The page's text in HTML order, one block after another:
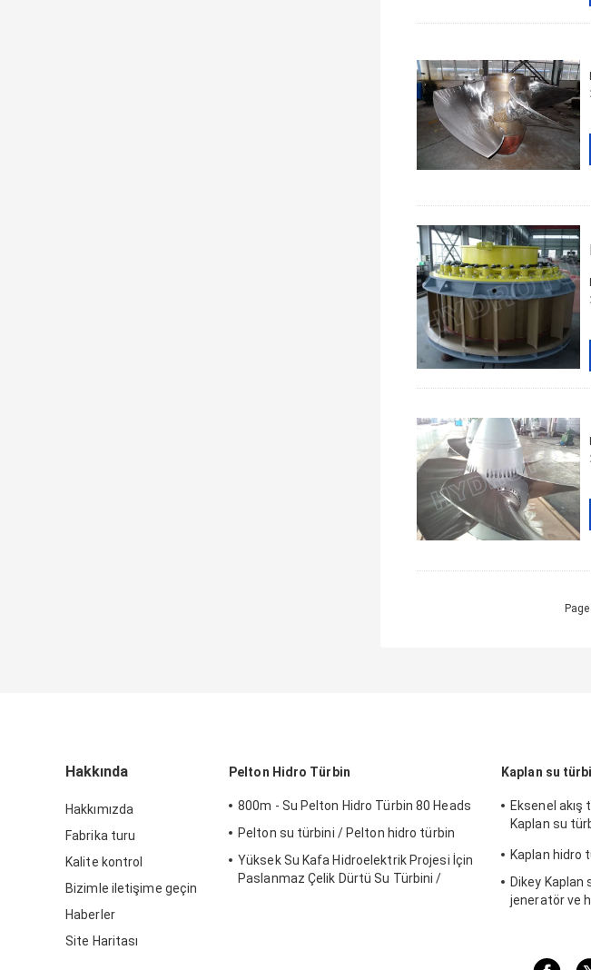
Hakkında
Hakkımızda
Fabrika turu
Kalite kontrol
Bizimle iletişime geçin
Haberler
Site Haritası
Pelton Hidro Türbin
800m - Su Pelton Hidro Türbin 80 Heads
Pelton su türbini / Pelton hidro türbin
Yüksek Su Kafa Hidroelektrik Projesi İçin
Paslanmaz Çelik Dürtü Su Türbini /
Kaplan su
Eksenel
Kaplan su
Kaplan hidro
Dikey
jeneratör ve